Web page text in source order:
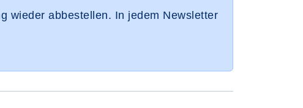
wieder abbestellen. In jedem Newsletter